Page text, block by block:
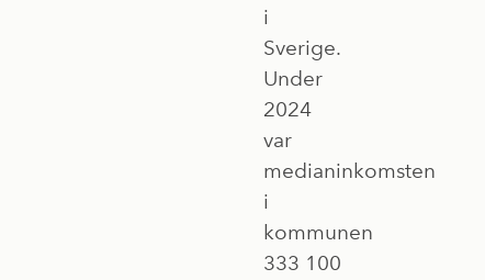
i
Sverige.
Under
2024
var
medianinkomsten
i
kommunen
333 100